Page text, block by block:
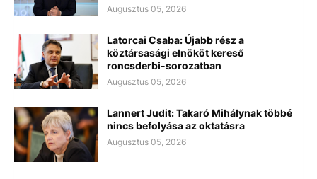
Augusztus 05, 2026
Latorcai Csaba: Újabb rész a
köztársasági elnököt kereső
roncsderbi-sorozatban
Augusztus 05, 2026
Lannert Judit: Takaró Mihálynak többé
nincs befolyása az oktatásra
Augusztus 05, 2026